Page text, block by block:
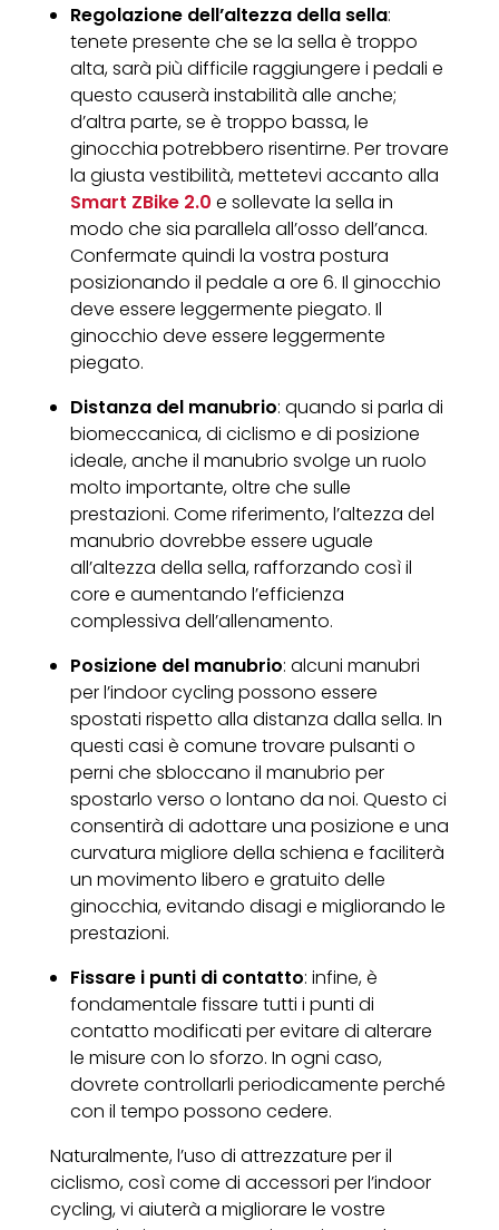
Regolazione dell’altezza della sella:
tenete presente che se la sella è troppo
alta, sarà più difficile raggiungere i pedali e
questo causerà instabilità alle anche;
d’altra parte, se è troppo bassa, le
ginocchia potrebbero risentirne. Per trovare
la giusta vestibilità, mettetevi accanto alla
Smart ZBike 2.0 e sollevate la sella in
modo che sia parallela all’osso dell’anca.
Confermate quindi la vostra postura
posizionando il pedale a ore 6. Il ginocchio
deve essere leggermente piegato. Il
ginocchio deve essere leggermente
piegato.
Distanza del manubrio: quando si parla di
biomeccanica, di ciclismo e di posizione
ideale, anche il manubrio svolge un ruolo
molto importante, oltre che sulle
prestazioni. Come riferimento, l’altezza del
manubrio dovrebbe essere uguale
all’altezza della sella, rafforzando così il
core e aumentando l’efficienza
complessiva dell’allenamento.
Posizione del manubrio: alcuni manubri
per l’indoor cycling possono essere
spostati rispetto alla distanza dalla sella. In
questi casi è comune trovare pulsanti o
perni che sbloccano il manubrio per
spostarlo verso o lontano da noi. Questo ci
consentirà di adottare una posizione e una
curvatura migliore della schiena e faciliterà
un movimento libero e gratuito delle
ginocchia, evitando disagi e migliorando le
prestazioni.
Fissare i punti di contatto: infine, è
fondamentale fissare tutti i punti di
contatto modificati per evitare di alterare
le misure con lo sforzo. In ogni caso,
dovrete controllarli periodicamente perché
con il tempo possono cedere.
Naturalmente, l’uso di attrezzature per il
ciclismo, così come di accessori per l’indoor
cycling, vi aiuterà a migliorare le vostre